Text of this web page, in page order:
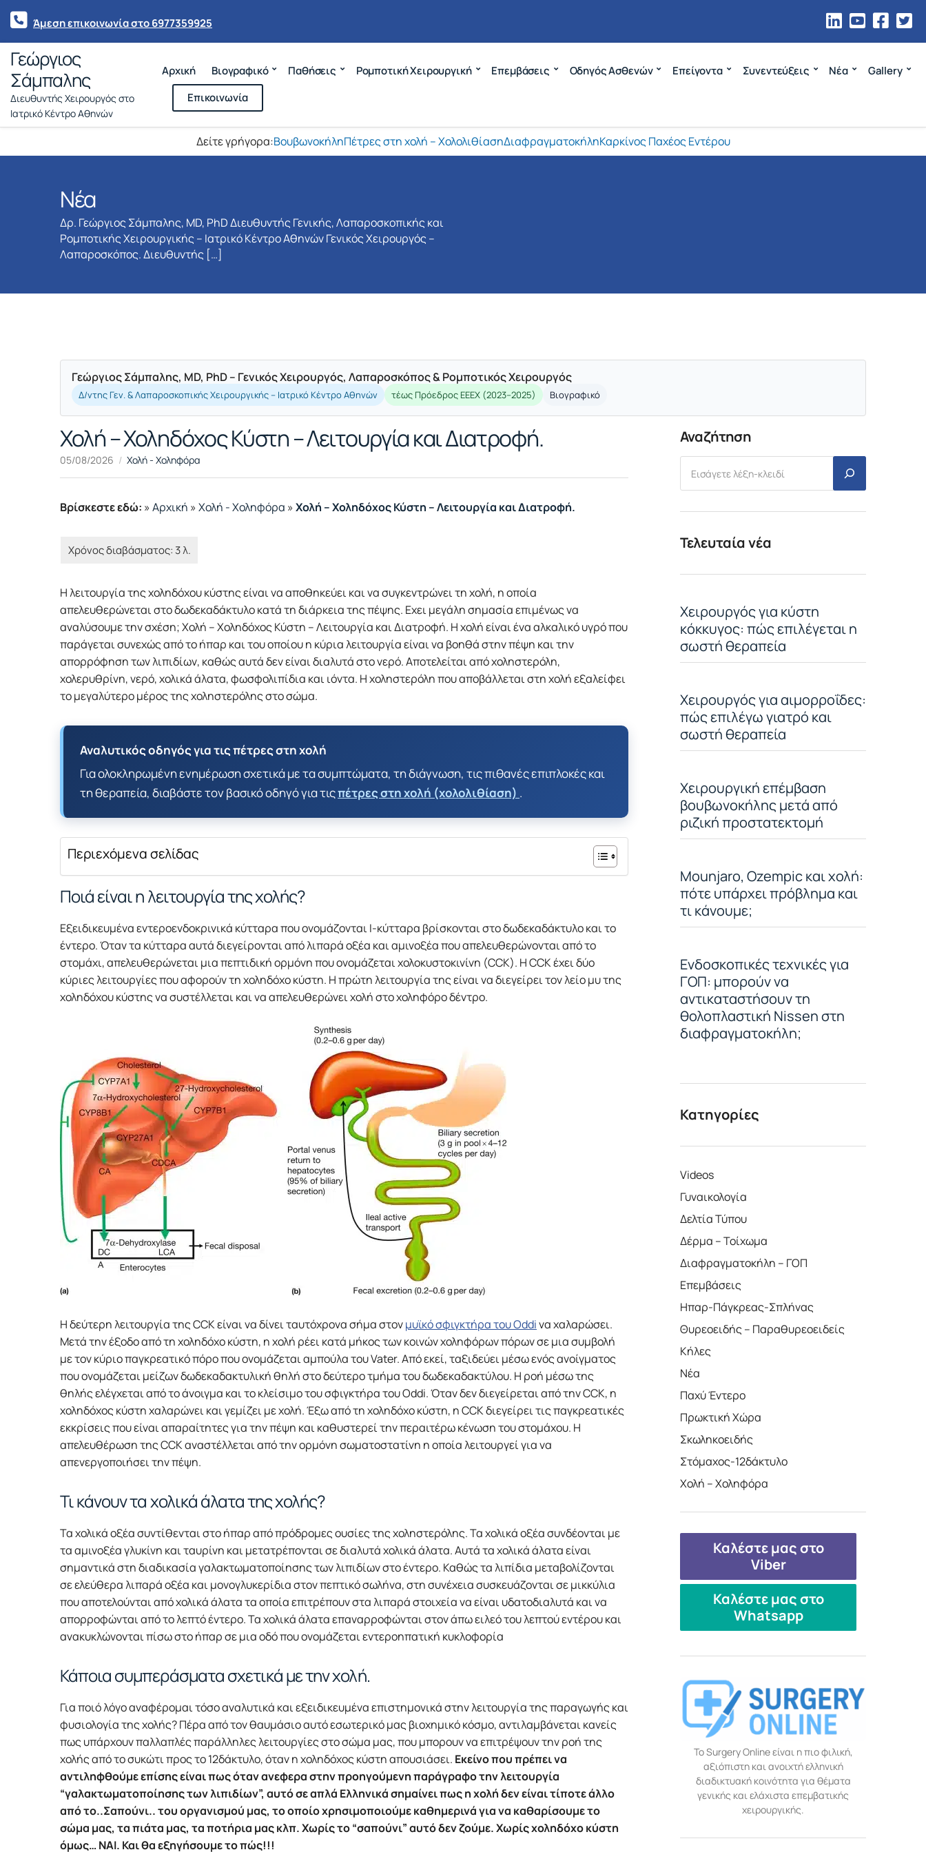
Άμεση επικοινωνία στο 6977359925
Γεώργιος
Σάμπαλης
Διευθυντής Χειρουργός στο
Ιατρικό Κέντρο Αθηνών
Αρχική Βιογραφικό Παθήσεις Ρομποτική Χειρουργική Επεμβάσεις Οδηγός Ασθενών Επείγοντα Συνεντεύξεις Νέα
Gallery
Επικοινωνία
Δείτε γρήγορα:ΒουβωνοκήληΠέτρες στη χολή – ΧολολιθίασηΔιαφραγματοκήληΚαρκίνος Παχέος Εντέρου
Νέα
Δρ. Γεώργιος Σάμπαλης, MD, PhD Διευθυντής Γενικής, Λαπαροσκοπικής και
Ρομποτικής Χειρουργικής – Ιατρικό Κέντρο Αθηνών Γενικός Χειρουργός –
Λαπαροσκόπος. Διευθυντής […]
Γεώργιος Σάμπαλης, MD, PhD – Γενικός Χειρουργός, Λαπαροσκόπος & Ρομποτικός Χειρουργός
Δ/ντης Γεν. & Λαπαροσκοπικής Χειρουργικής – Ιατρικό Κέντρο Αθηνών τέως Πρόεδρος ΕΕΕΧ (2023–2025) Βιογραφικό
Χολή – Χοληδόχος Κύστη – Λειτουργία και Διατροφή.
05/08/2026 Χολή - Χοληφόρα
Βρίσκεστε εδώ: »Αρχική »Χολή - Χοληφόρα »Χολή – Χοληδόχος Κύστη – Λειτουργία και Διατροφή.
Η λειτουργία της χοληδόχου κύστης είναι να αποθηκεύει και να συγκεντρώνει τη χολή, η οποία
απελευθερώνεται στο δωδεκαδάκτυλο κατά τη διάρκεια της πέψης. Εχει μεγάλη σημασία επιμένως να
αναλύσουμε την σχέση; Χολή – Χοληδόχος Κύστη – Λειτουργία και Διατροφή. Η χολή είναι ένα αλκαλικό υγρό που
παράγεται συνεχώς από το ήπαρ και του οποίου η κύρια λειτουργία είναι να βοηθά στην πέψη και την
απορρόφηση των λιπιδίων, καθώς αυτά δεν είναι διαλυτά στο νερό. Αποτελείται από χοληστερόλη,
χολερυθρίνη, νερό, χολικά άλατα, φωσφολιπίδια και ιόντα. Η χοληστερόλη που αποβάλλεται στη χολή εξαλείφει
το μεγαλύτερο μέρος της χοληστερόλης στο σώμα.
Αναλυτικός οδηγός για τις πέτρες στη χολή
Για ολοκληρωμένη ενημέρωση σχετικά με τα συμπτώματα, τη διάγνωση, τις πιθανές επιπλοκές και
τη θεραπεία, διαβάστε τον βασικό οδηγό για τιςπέτρες στη χολή (χολολιθίαση) .
Περιεχόμενα σελίδας
Ποιά είναι η λειτουργία της χολής?
Εξειδικευμένα εντεροενδοκρινικά κύτταρα που ονομάζονται Ι-κύτταρα βρίσκονται στο δωδεκαδάκτυλο και το
έντερο. Όταν τα κύτταρα αυτά διεγείρονται από λιπαρά οξέα και αμινοξέα που απελευθερώνονται από το
στομάχι, απελευθερώνεται μια πεπτιδική ορμόνη που ονομάζεται χολοκυστοκινίνη (CCK). Η CCK έχει δύο
κύριες λειτουργίες που αφορούν τη χοληδόχο κύστη. Η πρώτη λειτουργία της είναι να διεγείρει τον λείο μυ της
χοληδόχου κύστης να συστέλλεται και να απελευθερώνει χολή στο χοληφόρο δέντρο.
Η δεύτερη λειτουργία της CCK είναι να δίνει ταυτόχρονα σήμα στονμυϊκό σφιγκτήρα του Oddiνα χαλαρώσει.
Μετά την έξοδο από τη χοληδόχο κύστη, η χολή ρέει κατά μήκος των κοινών χοληφόρων πόρων σε μια συμβολή
με τον κύριο παγκρεατικό πόρο που ονομάζεται αμπούλα του Vater. Από εκεί, ταξιδεύει μέσω ενός ανοίγματος
που ονομάζεται μείζων δωδεκαδακτυλική θηλή στο δεύτερο τμήμα του δωδεκαδακτύλου. Η ροή μέσω της
θηλής ελέγχεται από το άνοιγμα και το κλείσιμο του σφιγκτήρα του Oddi. Όταν δεν διεγείρεται από την CCK, η
χοληδόχος κύστη χαλαρώνει και γεμίζει με χολή. Έξω από τη χοληδόχο κύστη, η CCK διεγείρει τις παγκρεατικές
εκκρίσεις που είναι απαραίτητες για την πέψη και καθυστερεί την περαιτέρω κένωση του στομάχου. Η
απελευθέρωση της CCK αναστέλλεται από την ορμόνη σωματοστατίνη η οποία λειτουργεί για να
απενεργοποιήσει την πέψη.
Τι κάνουν τα χολικά άλατα της χολής?
Τα χολικά οξέα συντίθενται στο ήπαρ από πρόδρομες ουσίες της χοληστερόλης. Τα χολικά οξέα συνδέονται με
τα αμινοξέα γλυκίνη και ταυρίνη και μετατρέπονται σε διαλυτά χολικά άλατα. Αυτά τα χολικά άλατα είναι
σημαντικά στη διαδικασία γαλακτωματοποίησης των λιπιδίων στο έντερο. Καθώς τα λιπίδια μεταβολίζονται
σε ελεύθερα λιπαρά οξέα και μονογλυκερίδια στον πεπτικό σωλήνα, στη συνέχεια συσκευάζονται σε μικκύλια
που αποτελούνται από χολικά άλατα τα οποία επιτρέπουν στα λιπαρά στοιχεία να είναι υδατοδιαλυτά και να
απορροφώνται από το λεπτό έντερο. Τα χολικά άλατα επαναρροφώνται στον άπω ειλεό του λεπτού εντέρου και
ανακυκλώνονται πίσω στο ήπαρ σε μια οδό που ονομάζεται εντεροηπατική κυκλοφορία
Κάποια συμπεράσματα σχετικά με την χολή.
Για ποιό λόγο αναφέρομαι τόσο αναλυτικά και εξειδικευμένα επιστημονικά στην λειτουργία της παραγωγής και
φυσιολογία της χολής? Πέρα από τον θαυμάσιο αυτό εσωτερικό μας βιοχημικό κόσμο, αντιλαμβάνεται κανείς
πως υπάρχουν παλλαπλές παράλληλες λειτουργίες στο σώμα μας, που μπορουν να επιτρέψουν την ροή της
χολής από το συκώτι προς το 12δάκτυλο, όταν η χοληδόχος κύστη απουσιάσει. Εκείνο που πρέπει να
αντιληφθούμε επίσης είναι πως όταν ανεφερα στην προηγούμενη παράγραφο την λειτουργία
“γαλακτωματοποίησης των λιπιδίων”, αυτό σε απλά Ελληνικά σημαίνει πως η χολή δεν είναι τίποτε άλλο
από το..Σαπούνι.. του οργανισμού μας, το οποίο χρησιμοποιούμε καθημερινά για να καθαρίσουμε το
σώμα μας, τα πιάτα μας, τα ποτήρια μας κλπ. Χωρίς το “σαπούνι” αυτό δεν ζούμε. Χωρίς χοληδόχο κύστη
όμως… ΝΑΙ. Και θα εξηγήσουμε το πώς!!!
Αναζήτηση
Τελευταία νέα
Χειρουργός για κύστη
κόκκυγος: πώς επιλέγεται η
σωστή θεραπεία
Χειρουργός για αιμορροΐδες:
πώς επιλέγω γιατρό και
σωστή θεραπεία
Χειρουργική επέμβαση
βουβωνοκήλης μετά από
ριζική προστατεκτομή
Mounjaro, Ozempic και χολή:
πότε υπάρχει πρόβλημα και
τι κάνουμε;
Ενδοσκοπικές τεχνικές για
ΓΟΠ: μπορούν να
αντικαταστήσουν τη
θολοπλαστική Nissen στη
διαφραγματοκήλη;
Κατηγορίες
Videos
Γυναικολογία
Δελτία Τύπου
Δέρμα – Τοίχωμα
Διαφραγματοκήλη – ΓΟΠ
Επεμβάσεις
Ηπαρ-Πάγκρεας-Σπλήνας
Θυρεοειδής – Παραθυρεοειδείς
Κήλες
Νέα
Παχύ Έντερο
Πρωκτική Χώρα
Σκωληκοειδής
Στόμαχος-12δάκτυλο
Χολή – Χοληφόρα
Καλέστε μας στο
Viber
Καλέστε μας στο
Whatsapp
Το Surgery Online είναι η πιο φιλική,
αξιόπιστη και ανοιχτή ελληνική
διαδικτυακή κοινότητα για θέματα
γενικής και ελάχιστα επεμβατικής
χειρουργικής.